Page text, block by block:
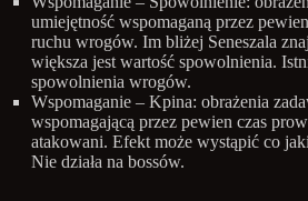
umiejętność wspomaganą przez
ruchu wrogów. Im bliżej Seneszala
większa jest wartość spowolnienia.
spowolnienia wrogów.
Wspomaganie – Kpina: obrażenia
wspomagającą przez pewien czas
atakowani. Efekt może wystąpić co
Nie działa na bossów.